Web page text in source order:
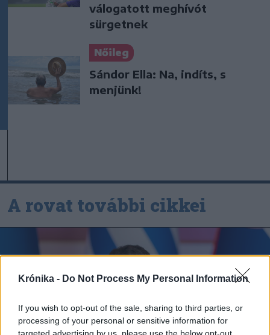
Krónika - Do Not Process My Personal Information
If you wish to opt-out of the sale, sharing to third parties, or
processing of your personal or sensitive information for
targeted advertising by us, please use the below opt-out
válogatott meghívót
sürgetnek
Nőileg
Sándor Ella: Na, indíts, s
menjünk!
A rovat további cikkei